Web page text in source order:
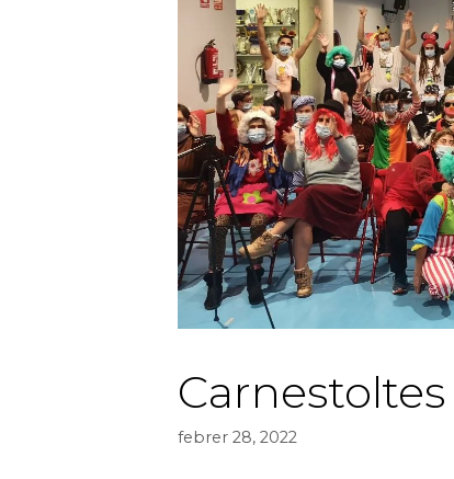
Carnestoltes
febrer 28, 2022